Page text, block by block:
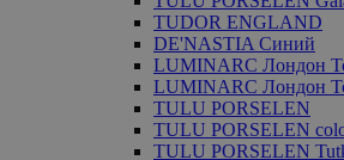
TUDOR ENGLAND
DE'NASTIA Синий
LUMINARC Лондон
LUMINARC Лондон
TULU PORSELEN
TULU PORSELEN
TULU PORSELEN